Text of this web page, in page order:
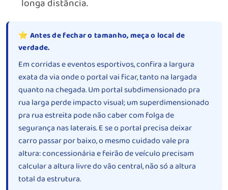
longa distância.
⭐ Antes de fechar o tamanho, meça o local de
verdade.
Em corridas e eventos esportivos, confira a largura
exata da via onde o portal vai ficar, tanto na largada
quanto na chegada. Um portal subdimensionado pra
rua larga perde impacto visual; um superdimensionado
pra rua estreita pode não caber com folga de
segurança nas laterais. E se o portal precisa deixar
carro passar por baixo, o mesmo cuidado vale pra
altura: concessionária e feirão de veículo precisam
calcular a altura livre do vão central, não só a altura
total da estrutura.